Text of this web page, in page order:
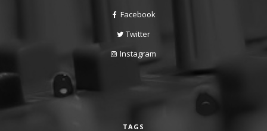
Facebook
Twitter
Instagram
TAGS